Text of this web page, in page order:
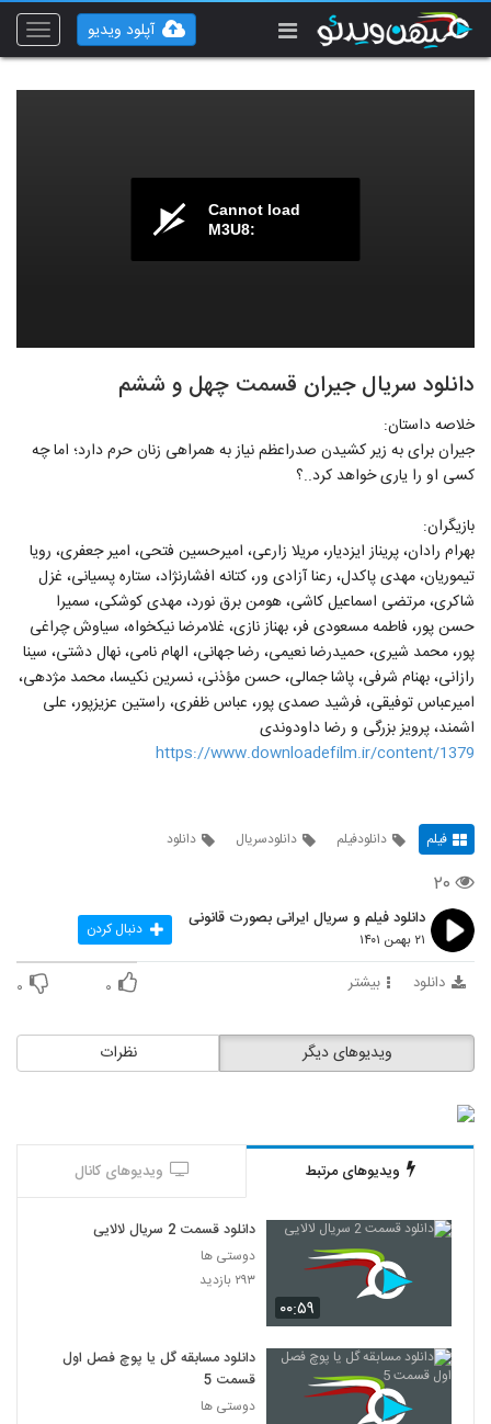
Toggle
آپلود ویدیو
Cannot load
M3U8:
دانلود سریال جیران قسمت چهل و ششم
خلاصه داستان:
جیران برای به زیر کشیدن صدراعظم نیاز به همراهی زنان حرم دارد؛ اما چه
کسی او را یاری خواهد کرد..؟
بازیگران:
بهرام رادان، پریناز ایزدیار، مریلا زارعی، امیرحسین فتحی، امیر جعفری، رویا
تیموریان، مهدی پاکدل، رعنا آزادی ور، کتانه افشارنژاد، ستاره پسیانی، غزل
شاکری، مرتضی اسماعیل کاشی، هومن برق نورد، مهدی کوشکی، سمیرا
حسن پور، فاطمه مسعودی فر، بهناز نازی، غلامرضا نیکخواه، سیاوش چراغی
پور، محمد شیری، حمیدرضا نعیمی، رضا جهانی، الهام نامی، نهال دشتی، سینا
رازانی، بهنام شرفی، پاشا جمالی، حسن مؤذنی، نسرین نکیسا، محمد مژدهی،
امیرعباس توفیقی، فرشید صمدی پور، عباس ظفری، راستین عزیزپور، علی
اشمند، پرویز بزرگی و رضا داودوندی
https://www.downloadefilm.ir/content/1379
فیلم دانلودفیلم دانلودسریال دانلود
۲۰
دانلود فیلم و سریال ایرانی بصورت قانونی
۲۱ بهمن ۱۴۰۱ دنبال کردن
دانلود بیشتر ۰ ۰
نظرات ویدیوهای دیگر
ویدیوهای مرتبط ویدیوهای کانال
۰۰:۵۹
دانلود قسمت 2 سریال لالایی
دوستی ها
۲۹۳ بازدید
دانلود مسابقه گل یا پوچ فصل اول
قسمت 5
دوستی ها